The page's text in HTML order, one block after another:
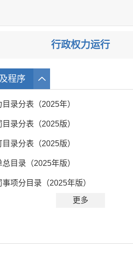
行政权力运行
程序
录分表（2025年）
录分表（2025版）
录分表（2025版）
目录（2025年版）
项分目录（2025年版）
更多